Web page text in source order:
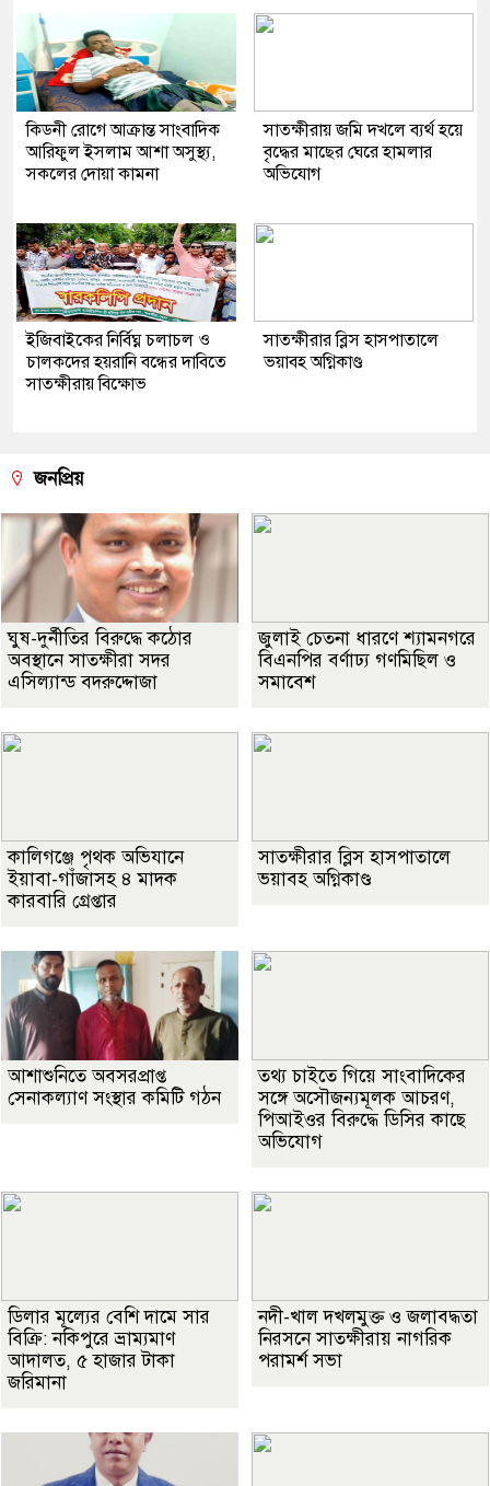
কিডনী রোগে আক্রান্ত সাংবাদিক
আরিফুল ইসলাম আশা অসুস্থ্য,
সকলের দোয়া কামনা
সাতক্ষীরায় জমি দখলে ব্যর্থ হয়ে
বৃদ্ধের মাছের ঘেরে হামলার
অভিযোগ
ইজিবাইকের নির্বিঘ্ন চলাচল ও
চালকদের হয়রানি বন্ধের দাবিতে
সাতক্ষীরায় বিক্ষোভ
সাতক্ষীরার ব্লিস হাসপাতালে
ভয়াবহ অগ্নিকাণ্ড
জনপ্রিয়
ঘুষ-দুর্নীতির বিরুদ্ধে কঠোর
অবস্থানে সাতক্ষীরা সদর
এসিল্যান্ড বদরুদ্দোজা
জুলাই চেতনা ধারণে শ্যামনগরে
বিএনপির বর্ণাঢ্য গণমিছিল ও
সমাবেশ
কালিগঞ্জে পৃথক অভিযানে
ইয়াবা-গাঁজাসহ ৪ মাদক
কারবারি গ্রেপ্তার
সাতক্ষীরার ব্লিস হাসপাতালে
ভয়াবহ অগ্নিকাণ্ড
আশাশুনিতে অবসরপ্রাপ্ত
সেনাকল্যাণ সংস্থার কমিটি গঠন
তথ্য চাইতে গিয়ে সাংবাদিকের
সঙ্গে অসৌজন্যমূলক আচরণ,
পিআইওর বিরুদ্ধে ডিসির কাছে
অভিযোগ
ডিলার মূল্যের বেশি দামে সার
বিক্রি: নকিপুরে ভ্রাম্যমাণ
আদালত, ৫ হাজার টাকা
জরিমানা
নদী-খাল দখলমুক্ত ও জলাবদ্ধতা
নিরসনে সাতক্ষীরায় নাগরিক
পরামর্শ সভা